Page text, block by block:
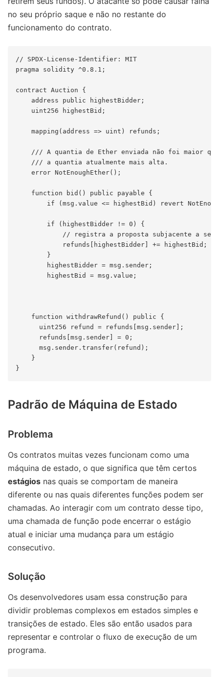
no seu próprio saque e não no restante do
funcionamento do contrato.
// SPDX-License-Identifier: MIT
pragma solidity ^0.8.1;
contract Auction {
    address public highestBidder;
    uint256 highestBid;
    mapping(address => uint) refunds;
    /// A quantia de Ether enviada não foi maior que
    /// a quantia atualmente mais alta.
    error NotEnoughEther();
    function bid() public payable {
if (msg.value <= highestBid) revert
        if (highestBidder != 0) {
// registra a proposta subjacente a ser
            refunds[highestBidder] += highestBid;
        }
        highestBidder = msg.sender;
        highestBid = msg.value;
    function withdrawRefund() public {
      uint256 refund = refunds[msg.sender];
      refunds[msg.sender] = 0;
      msg.sender.transfer(refund);
    }
Padrão de Máquina de Estado
Problema
Os contratos muitas vezes funcionam como uma
máquina de estado, o que significa que têm certos
estágios nas quais se comportam de maneira
diferente ou nas quais diferentes funções podem ser
chamadas. Ao interagir com um contrato desse tipo,
uma chamada de função pode encerrar o estágio
atual e iniciar uma mudança para um estágio
consecutivo.
Solução
Os desenvolvedores usam essa construção para
dividir problemas complexos em estados simples e
transições de estado. Eles são então usados ​​para
representar e controlar o fluxo de execução de um
programa.